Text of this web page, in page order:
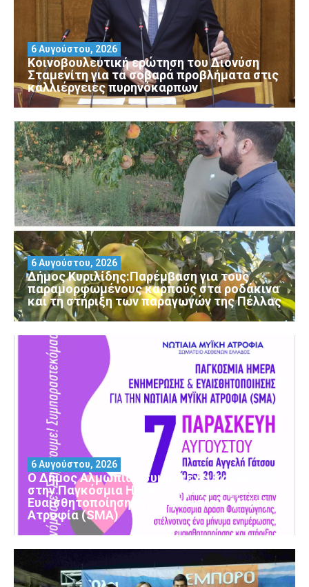
Κοινοβουλευτική ερώτηση του Διονύση
Σταμενίτη για τα σοβαρά προβλήματα στις
καλλιέργειες πυρηνόκαρπων
6 Αυγούστου, 2026
Δήμος Κυριλίδης:Παρέμβαση για τους
παραμορφωμένους καρπούς στα ροδάκινα
και τη στήριξη των παραγωγών της Πέλλας
6 Αυγούστου, 2026
Ο Δήμος Αλμωπίας συμμετέχει και φέτος
στην Παγκόσμια Ημέρα Ενημέρωσης και
Ευαισθητοποίησης για τη Νωτιαία Μυϊκή
Ατροφία (SMA)
6 Αυγούστου, 2026